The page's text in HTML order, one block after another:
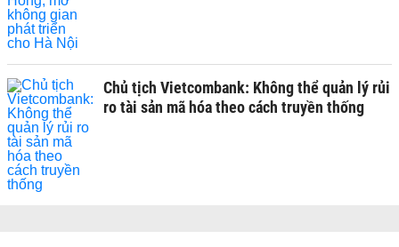
Chủ tịch Vietcombank: Không thể quản lý rủi
ro tài sản mã hóa theo cách truyền thống